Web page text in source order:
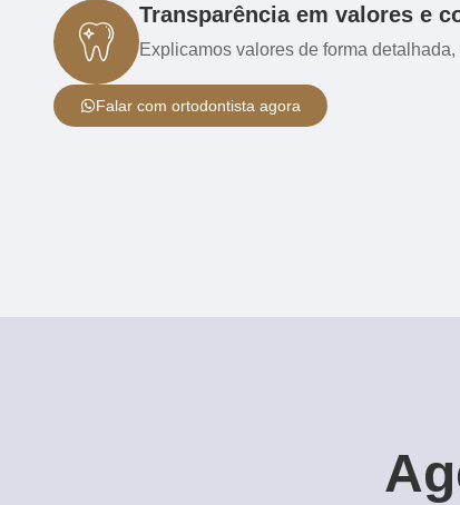
Transparência em valores e
Explicamos valores de forma
Falar com ortodontista agora